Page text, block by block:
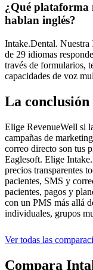
¿Qué plataforma
hablan inglés?
Intake.Dental. Nuestra
de 29 idiomas
través de formularios,
capacidades de voz
La conclusión
Elige RevenueWell si
campañas de
correo directo son tus
Eaglesoft. Elige
precios transparentes
pacientes, SMS y
pacientes, pagos y
con un PMS más allá
individuales, grupos
Ver todas las
Compara